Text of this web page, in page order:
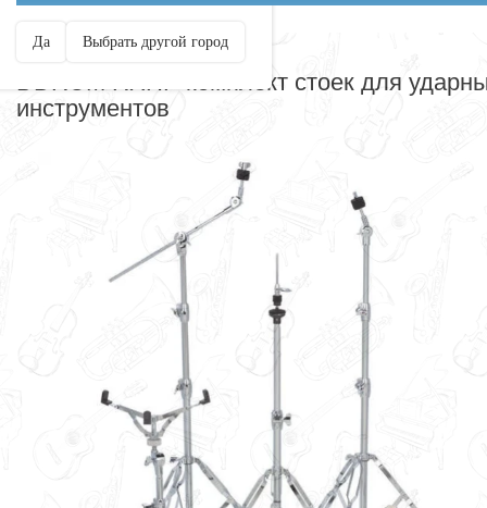
Да Выбрать другой город
КОРЗИНА
DDRUM RXHP комплект стоек для
инструментов